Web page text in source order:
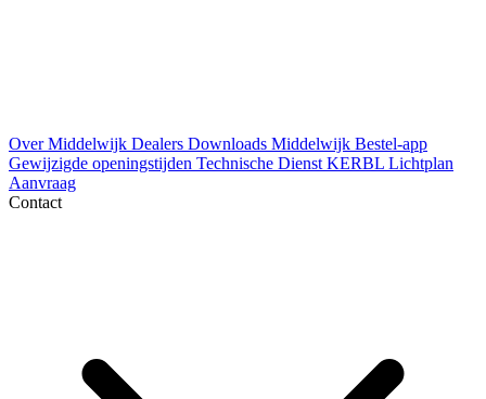
Over Middelwijk Dealers Downloads Middelwijk Bestel-app
Gewijzigde openingstijden Technische Dienst KERBL Lichtplan
Aanvraag
Contact